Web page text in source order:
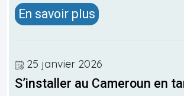
En savoir plus
25 janvier 2026
S’installer au Cameroun en